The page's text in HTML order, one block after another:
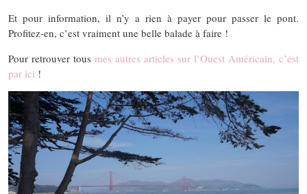
Et pour information, il n’y a rien à payer pour passer le pont.
Profitez-en, c’est vraiment une belle balade à faire !
Pour retrouver tous mes autres articles sur l’Ouest Américain, c’est
par ici !